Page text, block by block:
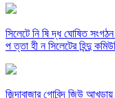
সিলেটে নি ষি দ্ধ ঘোষিত
প ত্তা হী ন সিলেটের হিন্দু
জিন্দাবাজার গোবিন্দ জিউ